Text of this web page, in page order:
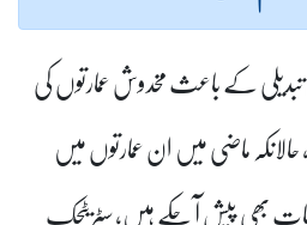
کے باعث مخدوش عمارتوں کی
حالانکہ ماضی میں ان عمارتوں میں